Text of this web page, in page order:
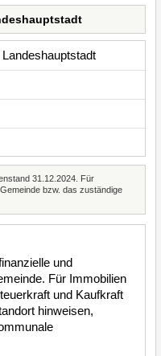
31.12.2024. Für
bzw. das zuständige
und
Für Immobilien
und Kaufkraft
hinweisen,